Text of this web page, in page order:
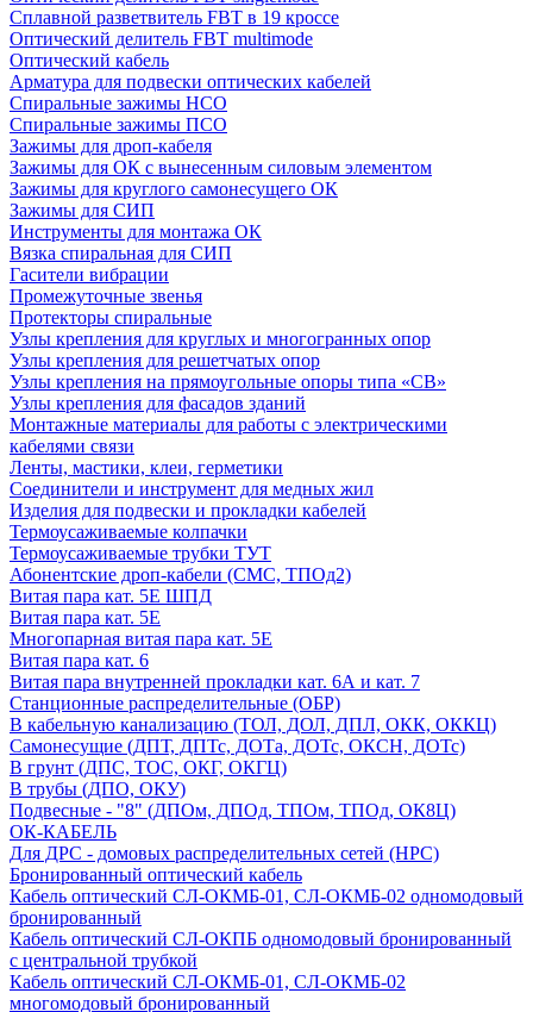
Сплавной разветвитель FBT в 19 кроссе
Оптический делитель FBT multimode
Оптический кабель
Арматура для подвески оптических кабелей
Спиральные зажимы НСО
Спиральные зажимы ПСО
Зажимы для дроп-кабеля
Зажимы для ОК с вынесенным силовым элементом
Зажимы для круглого самонесущего ОК
Зажимы для СИП
Инструменты для монтажа ОК
Вязка спиральная для СИП
Гасители вибрации
Промежуточные звенья
Протекторы спиральные
Узлы крепления для круглых и многогранных опор
Узлы крепления для решетчатых опор
Узлы крепления на прямоугольные опоры типа «СВ»
Узлы крепления для фасадов зданий
Монтажные материалы для работы с электрическими
кабелями связи
Ленты, мастики, клеи, герметики
Соединители и инструмент для медных жил
Изделия для подвески и прокладки кабелей
Термоусаживаемые колпачки
Термоусаживаемые трубки ТУТ
Абонентские дроп-кабели (СМС, ТПОд2)
Витая пара кат. 5Е ШПД
Витая пара кат. 5Е
Многопарная витая пара кат. 5E
Витая пара кат. 6
Витая пара внутренней прокладки кат. 6А и кат. 7
Станционные распределительные (ОБР)
В кабельную канализацию (ТОЛ, ДОЛ, ДПЛ, ОКК, ОККЦ)
Самонесущие (ДПТ, ДПТс, ДОТа, ДОТс, ОКСН, ДОТс)
В грунт (ДПС, ТОС, ОКГ, ОКГЦ)
В трубы (ДПО, ОКУ)
Подвесные - "8" (ДПОм, ДПОд, ТПОм, ТПОд, ОК8Ц)
ОК-КАБЕЛЬ
Для ДРС - домовых распределительных сетей (НРС)
Бронированный оптический кабель
Кабель оптический СЛ-ОКМБ-01, СЛ-ОКМБ-02 одномодовый
бронированный
Кабель оптический СЛ-ОКПБ одномодовый бронированный
с центральной трубкой
Кабель оптический СЛ-ОКМБ-01, СЛ-ОКМБ-02
многомодовый бронированный